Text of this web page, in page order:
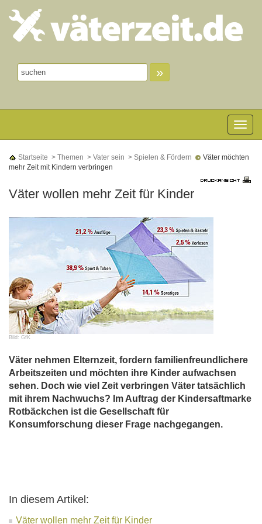
»
Toggle
Startseite > Themen > Vater sein > Spielen & Fördern
Väter möchten
mehr Zeit mit Kindern verbringen
Väter wollen mehr Zeit für Kinder
Bild: GfK
Väter nehmen Elternzeit, fordern familienfreundlichere
Arbeitszeiten und möchten ihre Kinder aufwachsen
sehen. Doch wie viel Zeit verbringen Väter tatsächlich
mit ihrem Nachwuchs? Im Auftrag der Kindersaftmarke
Rotbäckchen ist die Gesellschaft für
Konsumforschung dieser Frage nachgegangen.
In diesem Artikel:
Väter wollen mehr Zeit für Kinder